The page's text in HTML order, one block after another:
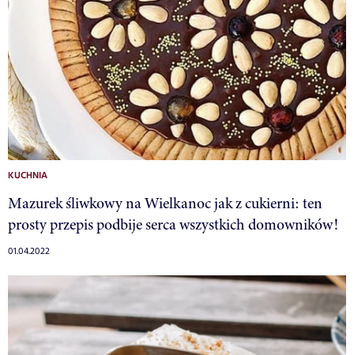
KUCHNIA
Mazurek śliwkowy na Wielkanoc jak z cukierni: ten
prosty przepis podbije serca wszystkich domowników!
01.04.2022